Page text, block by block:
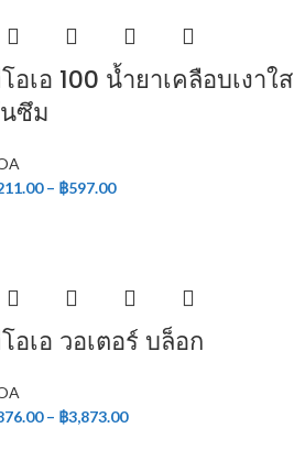
อเอ 100 น้ำยาเคลือบเงาใส
ซึม
– ฿597.00
อเอ วอเตอร์ บล็อก
– ฿3,873.00